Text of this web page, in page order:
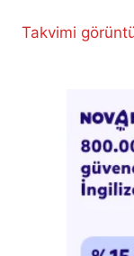
Takvimi